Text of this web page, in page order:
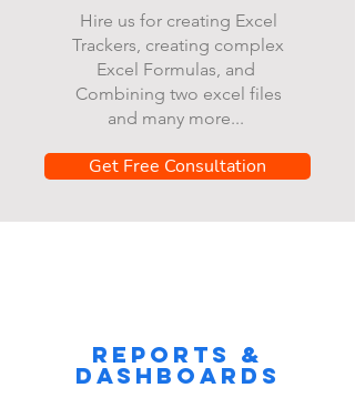
Hire us for creating Excel
Trackers, creating complex
Excel Formulas, and
Combining two excel files
and many more...
Get Free Consultation
Reports &
dashboards